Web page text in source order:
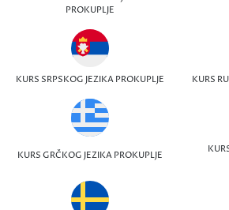
PROKUPLJE
KURS SRPSKOG JEZIKA PROKUPLJE KURS
KURS GRČKOG JEZIKA PROKUPLJE